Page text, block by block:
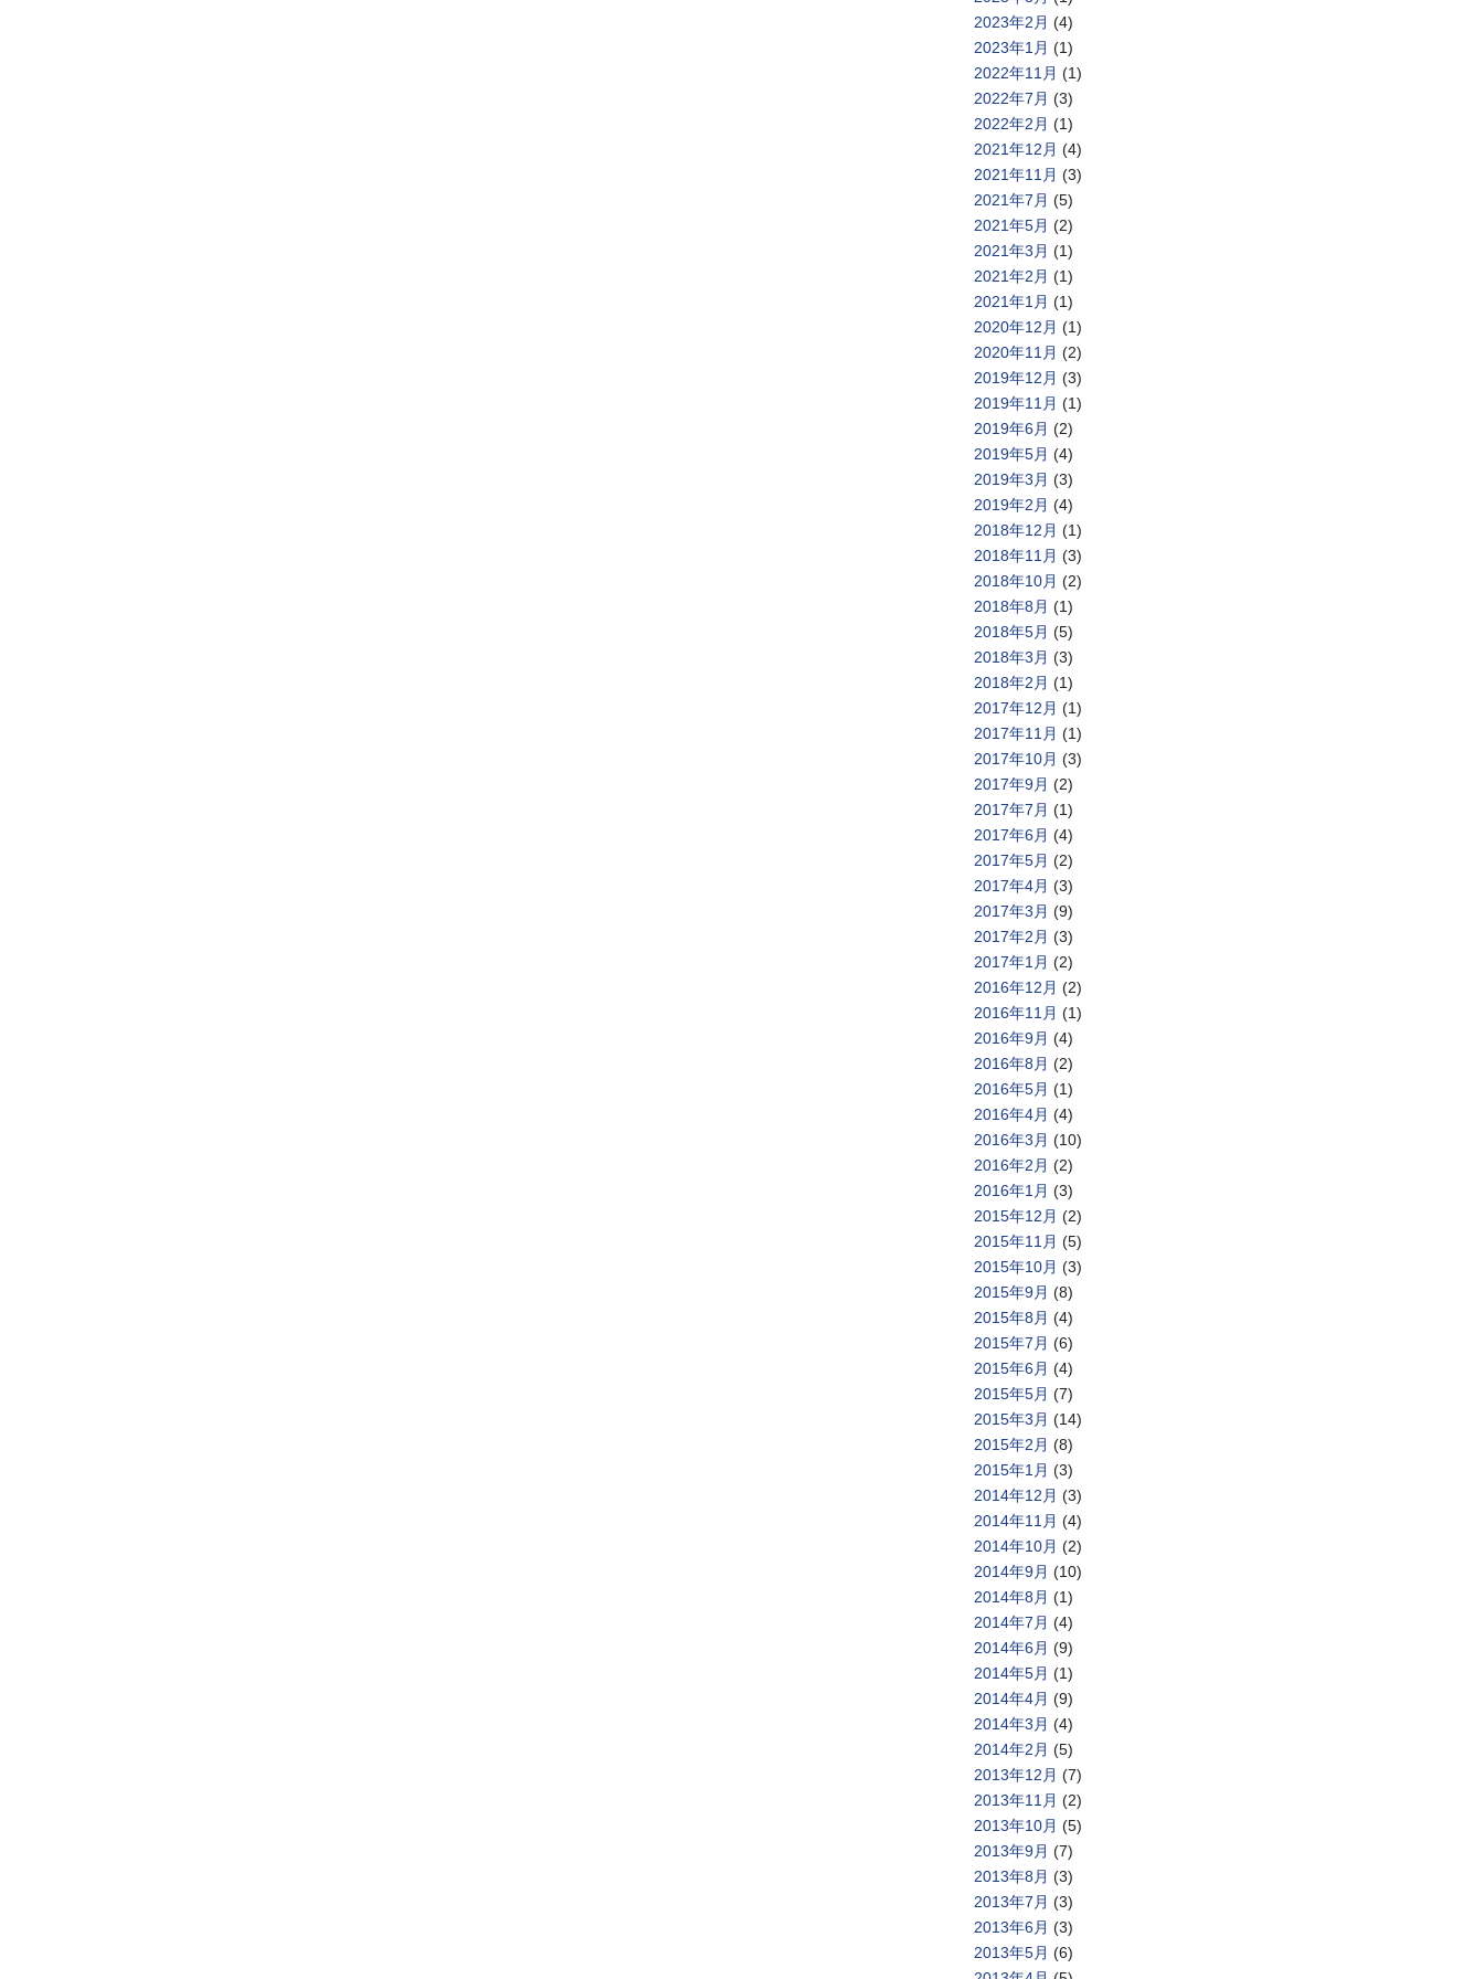
2023年2月 (4)
2023年1月 (1)
2022年11月 (1)
2022年7月 (3)
2022年2月 (1)
2021年12月 (4)
2021年11月 (3)
2021年7月 (5)
2021年5月 (2)
2021年3月 (1)
2021年2月 (1)
2021年1月 (1)
2020年12月 (1)
2020年11月 (2)
2019年12月 (3)
2019年11月 (1)
2019年6月 (2)
2019年5月 (4)
2019年3月 (3)
2019年2月 (4)
2018年12月 (1)
2018年11月 (3)
2018年10月 (2)
2018年8月 (1)
2018年5月 (5)
2018年3月 (3)
2018年2月 (1)
2017年12月 (1)
2017年11月 (1)
2017年10月 (3)
2017年9月 (2)
2017年7月 (1)
2017年6月 (4)
2017年5月 (2)
2017年4月 (3)
2017年3月 (9)
2017年2月 (3)
2017年1月 (2)
2016年12月 (2)
2016年11月 (1)
2016年9月 (4)
2016年8月 (2)
2016年5月 (1)
2016年4月 (4)
2016年3月 (10)
2016年2月 (2)
2016年1月 (3)
2015年12月 (2)
2015年11月 (5)
2015年10月 (3)
2015年9月 (8)
2015年8月 (4)
2015年7月 (6)
2015年6月 (4)
2015年5月 (7)
2015年3月 (14)
2015年2月 (8)
2015年1月 (3)
2014年12月 (3)
2014年11月 (4)
2014年10月 (2)
2014年9月 (10)
2014年8月 (1)
2014年7月 (4)
2014年6月 (9)
2014年5月 (1)
2014年4月 (9)
2014年3月 (4)
2014年2月 (5)
2013年12月 (7)
2013年11月 (2)
2013年10月 (5)
2013年9月 (7)
2013年8月 (3)
2013年7月 (3)
2013年6月 (3)
2013年5月 (6)